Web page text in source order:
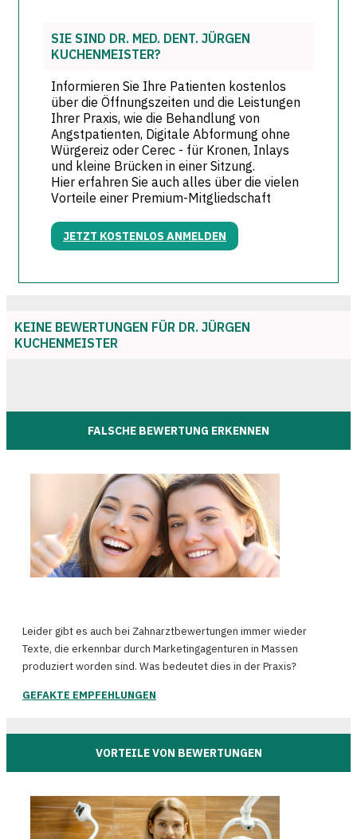
SIE SIND DR. MED. DENT. JÜRGEN
KUCHENMEISTER?
Informieren Sie Ihre Patienten kostenlos
über die Öffnungszeiten und die Leistungen
Ihrer Praxis, wie die Behandlung von
Angstpatienten, Digitale Abformung ohne
Würgereiz oder Cerec - für Kronen, Inlays
und kleine Brücken in einer Sitzung.
Hier erfahren Sie auch alles über die vielen
Vorteile einer Premium-Mitgliedschaft
JETZT KOSTENLOS ANMELDEN
KEINE BEWERTUNGEN FÜR DR. JÜRGEN
KUCHENMEISTER
FALSCHE BEWERTUNG ERKENNEN
Leider gibt es auch bei Zahnarztbewertungen immer wieder
Texte, die erkennbar durch Marketingagenturen in Massen
produziert worden sind. Was bedeutet dies in der Praxis?
GEFAKTE EMPFEHLUNGEN
VORTEILE VON BEWERTUNGEN